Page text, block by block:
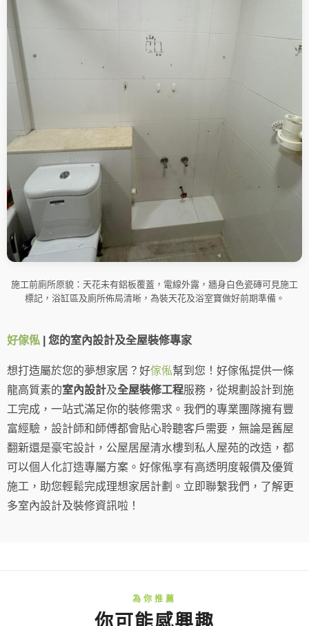
施工前廁所原貌：天花未有鋁板覆蓋，電線外露，牆身白色瓷磚可見施工
標記，浴缸區及廁所佈局清晰，為裝天花及浴室寶做好前期準備。
好傢俬 | 您的室內設計及全屋裝修專家
想打造屬於您的夢想家居？好傢俬幫到您！好傢俬提供一條
龍高質素的室內設計及全屋裝修工程服務，從規劃設計到施
工完成，一站式滿足你的裝修需求。我們的專業團隊擁有豐
富經驗，設計師和師傅都會貼心聆聽客戶需要，無論是舊屋
翻新還是豪宅設計，公屋居屋清水樓到私人屋苑的改造，都
可以個人化訂造專屬方案。好傢俬享有高透明度報價及優質
施工，助您輕鬆完成理想家居計劃。立即聯繫我們，了解更
多室內設計及裝修資訊啦！
你可能感興趣